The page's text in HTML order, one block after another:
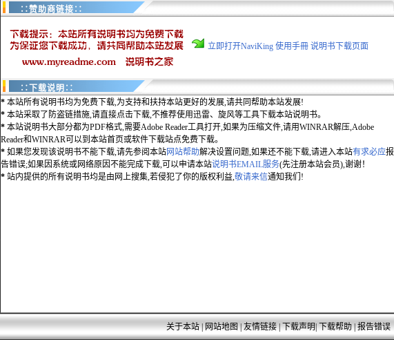
∷赞助商链接∷
立即打开NaviKing 使用手冊 说明书下载页面
∷下载说明∷
* 本站所有说明书均为免费下载,为支持和扶持本站更好的发展,请共同帮助本站发展!
* 本站采取了防盗链措施,请直接点击下载,不推荐使用迅雷、旋风等工具下载本站说明书。
* 本站说明书大部分都为PDF格式,需要Adobe Reader工具打开,如果为压缩文件,请用WINRAR解压,Adobe
Reader和WINRAR可以到本站首页或软件下载站点免费下载。
* 如果您发现该说明书不能下载,请先参阅本站网站帮助解决设置问题,如果还不能下载,请进入本站有求必应报
告错误;如果因系统或网络原因不能完成下载,可以申请本站说明书EMAIL服务(先注册本站会员),谢谢！
* 站内提供的所有说明书均是由网上搜集,若侵犯了你的版权利益,敬请来信通知我们!
关于本站|网站地图|友情链接|下载声明|下载帮助|报告错误